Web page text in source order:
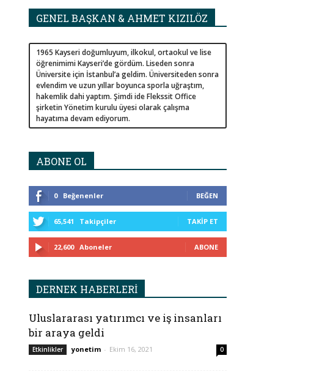
GENEL BAŞKAN & AHMET KIZILÖZ
1965 Kayseri doğumluyum, ilkokul, ortaokul ve lise
öğrenimimi Kayseri’de gördüm. Liseden sonra
Üniversite için İstanbul’a geldim. Üniversiteden sonra
evlendim ve uzun yıllar boyunca sporla uğraştım,
hakemlik dahi yaptım. Şimdi ide Flekssit Office
şirketin Yönetim kurulu üyesi olarak çalışma
hayatıma devam ediyorum.
ABONE OL
0 Beğenenler BEĞEN
65,541 Takipçiler TAKIP ET
22,600 Aboneler ABONE
DERNEK HABERLERİ
Uluslararası yatırımcı ve iş insanları
bir araya geldi
Etkinlikler yonetim - Ekim 16, 2021 0